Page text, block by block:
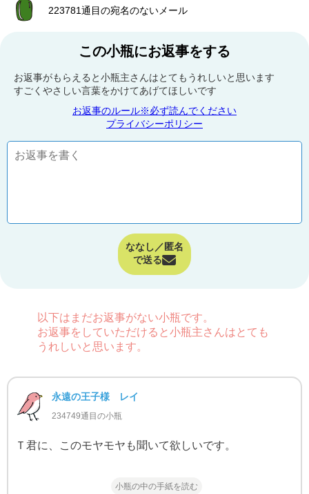
223781通目の宛名のないメール
この小瓶にお返事をする
お返事がもらえると小瓶主さんはとてもうれしいと思います
すごくやさしい言葉をかけてあげてほしいです
お返事のルール※必ず読んでください
プライバシーポリシー
ななし／匿名
で送る
以下はまだお返事がない小瓶です。
お返事をしていただけると小瓶主さんはとても
うれしいと思います。
永遠の王子様 レイ
234749通目の小瓶
Ｔ君に、このモヤモヤも聞いて欲しいです。
小瓶の中の手紙を読む